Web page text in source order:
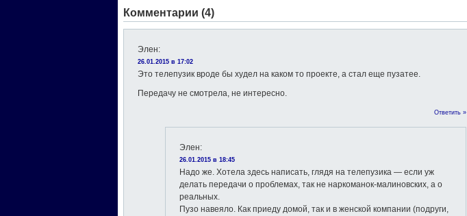
Комментарии (4)
Элен:
26.01.2015 в 17:02
Это телепузик вроде бы худел на каком то проекте, а стал еще пузатее.
Передачу не смотрела, не интересно.
Ответить »
Элен:
26.01.2015 в 18:45
Надо же. Хотела здесь написать, глядя на телепузика — если уж
делать передачи о проблемах, так не наркоманок-малиновских, а о
реальных.
Пузо навеяло. Как приеду домой, так и в женской компании (подруги,